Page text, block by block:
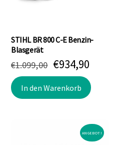
STIHL BR 800 C-E Benzin-
Blasgerät
€1.099,00
Preis
war:
€1.099,00
€934,90
Preis
ist:
In den Warenkorb
ANGEBOT!